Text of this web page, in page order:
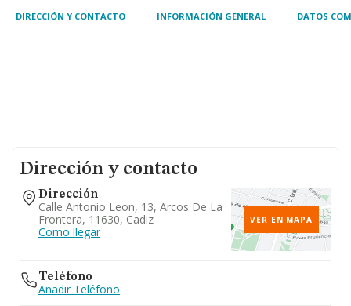
DIRECCIÓN Y CONTACTO INFORMACIÓN GENERAL DATOS
Dirección y contacto
Dirección
Calle Antonio Leon, 13, Arcos De La
Frontera, 11630, Cadiz
Como llegar
VER EN MAPA
Teléfono
Añadir Teléfono